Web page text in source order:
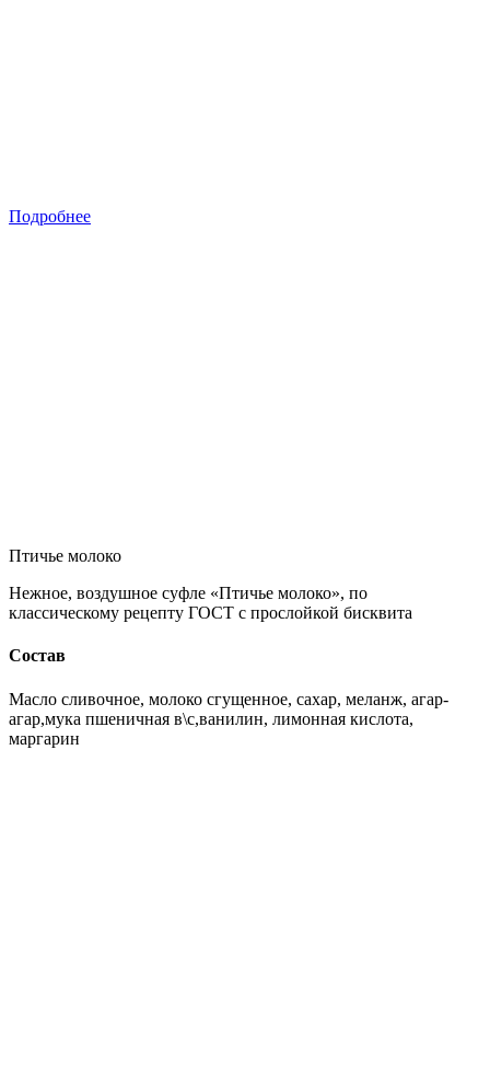
Подробнее
Птичье молоко
Нежное, воздушное суфле «Птичье молоко», по
классическому рецепту ГОСТ с прослойкой бисквита
Состав
Масло сливочное, молоко сгущенное, сахар, меланж, агар-
агар,мука пшеничная в\с,ванилин, лимонная кислота,
маргарин